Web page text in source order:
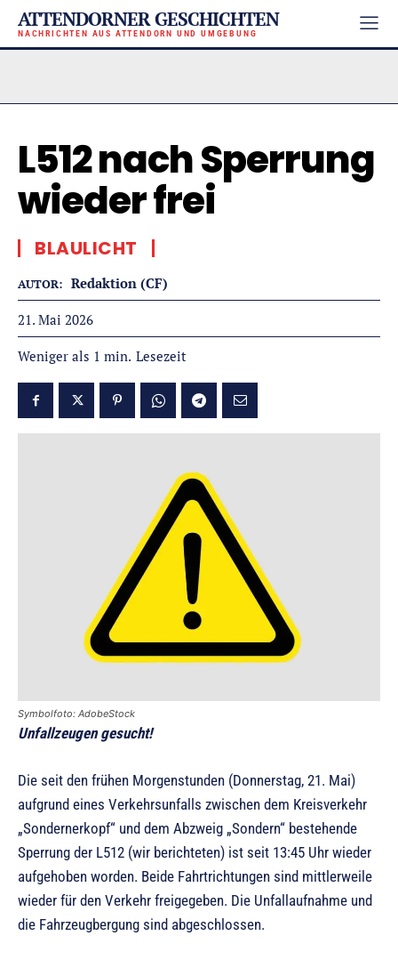
ATTENDORNER GESCHICHTEN
NACHRICHTEN AUS ATTENDORN UND UMGEBUNG
L512 nach Sperrung
wieder frei
BLAULICHT
AUTOR: Redaktion (CF)
21. Mai 2026
Weniger als 1 min. Lesezeit
Symbolfoto: AdobeStock
Unfallzeugen gesucht!
Die seit den frühen Morgenstunden (Donnerstag, 21. Mai)
aufgrund eines Verkehrsunfalls zwischen dem Kreisverkehr
„Sondernerkopf“ und dem Abzweig „Sondern“ bestehende
Sperrung der L512 (wir berichteten) ist seit 13:45 Uhr wieder
aufgehoben worden. Beide Fahrtrichtungen sind mittlerweile
wieder für den Verkehr freigegeben. Die Unfallaufnahme und
die Fahrzeugbergung sind abgeschlossen.